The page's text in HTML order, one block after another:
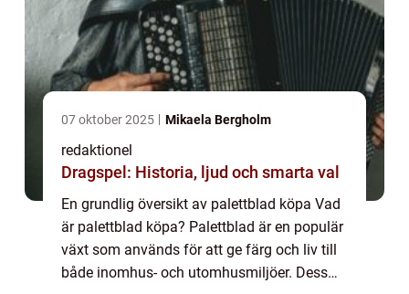
07 oktober 2025 Mikaela Bergholm
redaktionel
Dragspel: Historia, ljud och smarta val
En grundlig översikt av palettblad köpa Vad
är palettblad köpa? Palettblad är en populär
växt som används för att ge färg och liv till
både inomhus- och utomhusmiljöer. Dess